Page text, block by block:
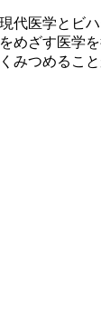
医学とビ
めざす医学を
つめるこ